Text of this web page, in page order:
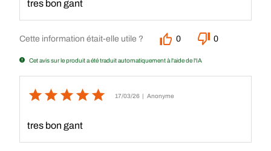
tres bon gant
Cette information était-elle utile ? 0 0
Cet avis sur le produit a été traduit automatiquement à l'aide de l'IA
17/03/26 | Anonyme
tres bon gant